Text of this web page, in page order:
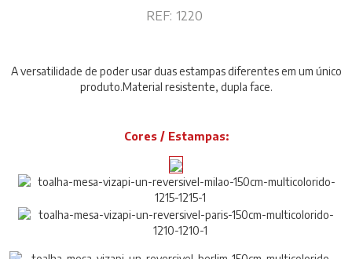
REF: 1220
A versatilidade de poder usar duas estampas diferentes em um único
produto.Material resistente, dupla face.
Cores / Estampas: